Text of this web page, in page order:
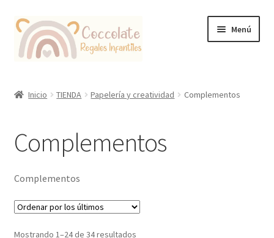
Ir
la
Ir
contenido
Menú
Inicio TIENDA Papelería y creatividad Complementos
Complementos
Complementos
Mostrando 1–24 de 34 resultadosOrdenado